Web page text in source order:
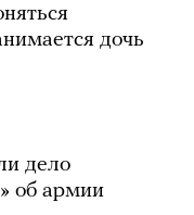
дочь
дело
об армии